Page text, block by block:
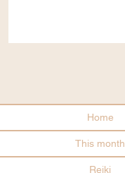
Home
This month
Reiki